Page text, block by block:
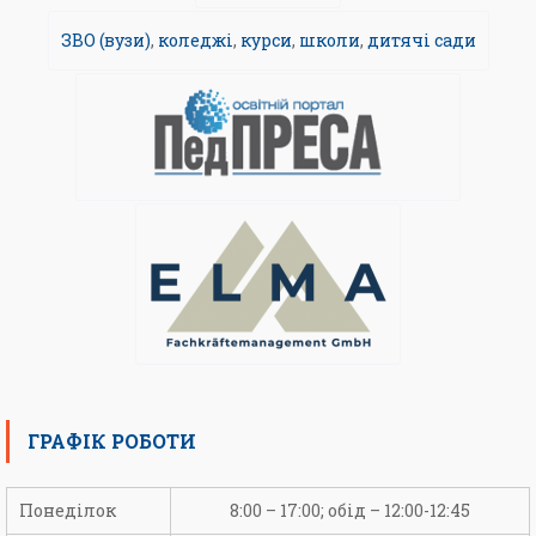
ЗВО (вузи), коледжі, курси, школи, дитячі сади
ГРАФІК РОБОТИ
Понеділок 8:00 – 17:00; обід – 12:00-12:45